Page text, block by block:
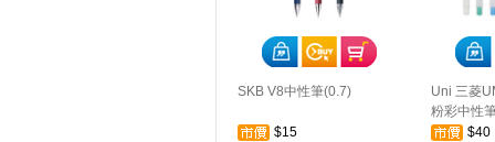
SKB V8中性筆(0.7)
$15
Uni 三菱
粉彩中性
$40